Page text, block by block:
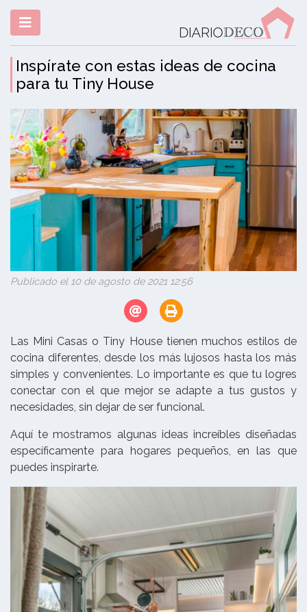
Inspírate con estas ideas de cocina
para tu Tiny House
Publicado el 10 de agosto de 2021 12:56
Las Mini Casas o Tiny House tienen muchos estilos de
cocina diferentes, desde los más lujosos hasta los más
simples y convenientes. Lo importante es que tu logres
conectar con el que mejor se adapte a tus gustos y
necesidades, sin dejar de ser funcional.
Aquí te mostramos algunas ideas increíbles diseñadas
específicamente para hogares pequeños, en las que
puedes inspirarte.